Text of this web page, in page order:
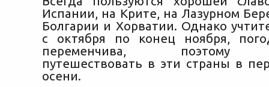
Испании, на Крите, на Лазурном
Болгарии и Хорватии. Однако
с октября по конец ноября,
переменчива, поэтому
путешествовать в эти страны в
осени.